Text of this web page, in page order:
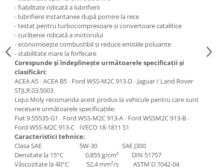
- fiabilitate ridicată a lubrifierii
- lubrifiere instantanee după pornire la rece
- testat pentru turbocompresoare și convertoare catalitice
- curățenie ridicată a motorului
- economisește combustibil și reduce emisiile poluante
- stabilitate mare la forfecare
Corespunde şi îndeplineşte următoarele specificaţii şi
clasificări:
ACEA A5 ∙ ACEA B5 ∙ Ford WSS-M2C 913-D ∙ Jaguar / Land Rover
STJLR.03.5003
Liqui Moly recomanda acest produs la vehicule pentru care sunt
necesare următoarele specificaţiile:
Fiat 9.55535-G1 ∙ Ford WSS-M2C 913-A ∙ Ford WSSM2C 913-B ∙
Ford WSS-M2C 913-C ∙ IVECO 18-1811 S1
Caracteristici tehnice:
Clasa SAE 5W-30 SAE J300
Densitate la 15°C 0,855 g/cm³ DIN 51757
Vâscozitate la 40°C 52,4 mm²/s ASTM D 7042-04